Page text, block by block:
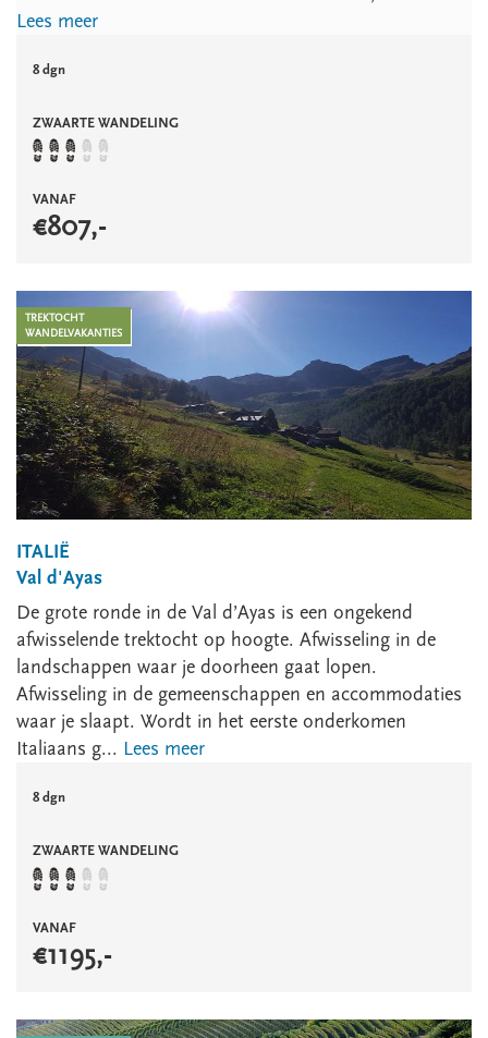
Lees meer
8 dgn
ZWAARTE WANDELING
VANAF
€807,-
TREKTOCHT
WANDELVAKANTIES
ITALIË
Val d'Ayas
De grote ronde in de Val d’Ayas is een ongekend
afwisselende trektocht op hoogte. Afwisseling in de
landschappen waar je doorheen gaat lopen.
Afwisseling in de gemeenschappen en accommodaties
waar je slaapt. Wordt in het eerste onderkomen
Italiaans g... Lees meer
8 dgn
ZWAARTE WANDELING
VANAF
€1195,-